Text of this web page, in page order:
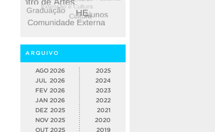
ARQUIVO
AGO 2026
JUL 2026
FEV 2026
JAN 2026
DEZ 2025
NOV 2025
OUT 2025
2025
2024
2023
2022
2021
2020
2019